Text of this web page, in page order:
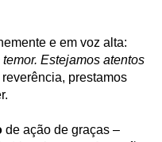
e em voz alta:
Estejamos atentos
prestamos
de ação de graças –